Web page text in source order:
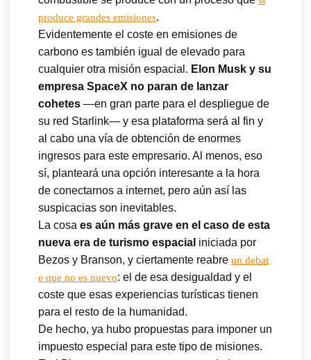
produce grandes emisiones.
Evidentemente el coste en emisiones de
carbono es también igual de elevado para
cualquier otra misión espacial. Elon Musk y su
empresa SpaceX no paran de lanzar
cohetes —en gran parte para el despliegue de
su red Starlink— y esa plataforma será al fin y
al cabo una vía de obtención de enormes
ingresos para este empresario. Al menos, eso
sí, planteará una opción interesante a la hora
de conectarnos a internet, pero aún así las
suspicacias son inevitables.
La cosa es aún más grave en el caso de esta
nueva era de turismo espacial iniciada por
Bezos y Branson, y ciertamente reabre un debat
e que no es nuevo: el de esa desigualdad y el
coste que esas experiencias turísticas tienen
para el resto de la humanidad.
De hecho, ya hubo propuestas para imponer un
impuesto especial para este tipo de misiones.